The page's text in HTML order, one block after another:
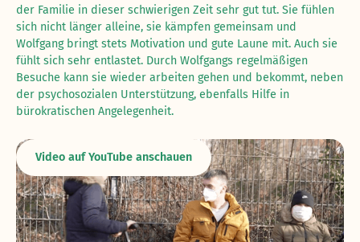
der Familie in dieser schwierigen Zeit sehr gut tut. Sie fühlen
sich nicht länger alleine, sie kämpfen gemeinsam und
Wolfgang bringt stets Motivation und gute Laune mit. Auch sie
fühlt sich sehr entlastet. Durch Wolfgangs regelmäßigen
Besuche kann sie wieder arbeiten gehen und bekommt, neben
der psychosozialen Unterstützung, ebenfalls Hilfe in
bürokratischen Angelegenheit.
Video auf YouTube anschauen